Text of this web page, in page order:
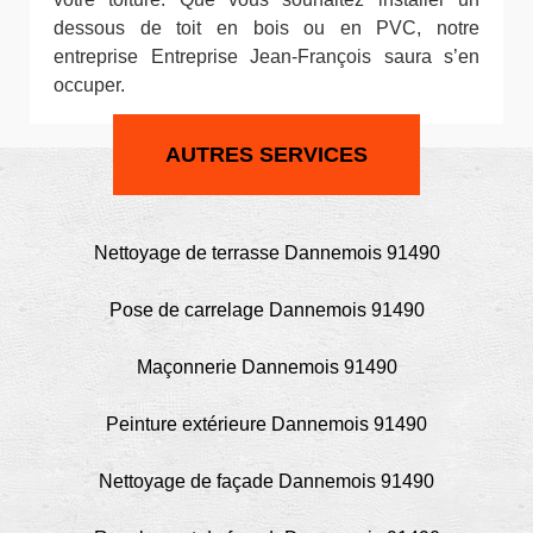
dessous de toit en bois ou en PVC, notre
entreprise Entreprise Jean-François saura s’en
occuper.
AUTRES SERVICES
Nettoyage de terrasse Dannemois 91490
Pose de carrelage Dannemois 91490
Maçonnerie Dannemois 91490
Peinture extérieure Dannemois 91490
Nettoyage de façade Dannemois 91490